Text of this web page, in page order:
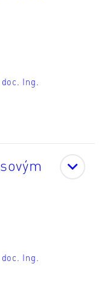
doc. Ing.
doc. Ing.